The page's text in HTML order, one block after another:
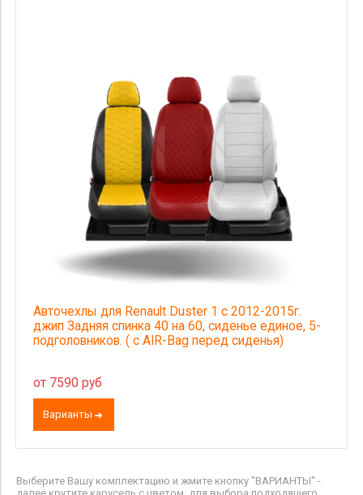
Авточехлы для Renault Duster 1 с 2012-2015г.
джип Задняя спинка 40 на 60, сиденье единое, 5-
подголовников. ( с AIR-Bag перед сиденья)
от 7590 руб
Варианты
Выберите Вашу комплектацию и жмите кнопку "ВАРИАНТЫ" -